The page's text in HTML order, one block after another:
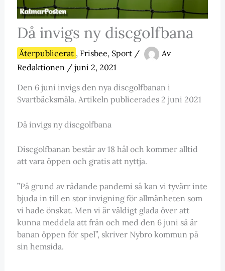
Då invigs ny discgolfbana
Återpublicerat , Frisbee, Sport/
Av
Redaktionen / juni 2, 2021
Den 6 juni invigs den nya discgolfbanan i
Svartbäcksmåla. Artikeln publicerades 2 juni 2021
Då invigs ny discgolfbana
Discgolfbanan består av 18 hål och kommer alltid
att vara öppen och gratis att nyttja.
”På grund av rådande pandemi så kan vi tyvärr inte
bjuda in till en stor invigning för allmänheten som
vi hade önskat. Men vi är väldigt glada över att
kunna meddela att från och med den 6 juni så är
banan öppen för spel”, skriver Nybro kommun på
sin hemsida.